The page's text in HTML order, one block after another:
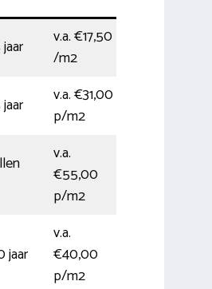
v.a. €17,50
/m2
v.a. €31,00
p/m2
v.a.
€55,00
p/m2
jaar
v.a.
€40,00
p/m2